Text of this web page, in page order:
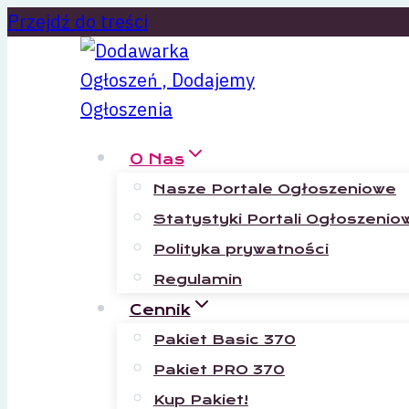
Przejdź do treści
O Nas
Nasze Portale Ogłoszeniowe
Statystyki Portali
Polityka prywatności
Regulamin
Cennik
Pakiet Basic 370
Pakiet PRO 370
Kup Pakiet!